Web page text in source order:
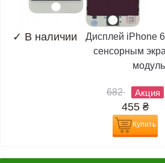
✓ В наличии
Дисплей iPhone
сенсорным
682 Акция
455 ₴
Купить